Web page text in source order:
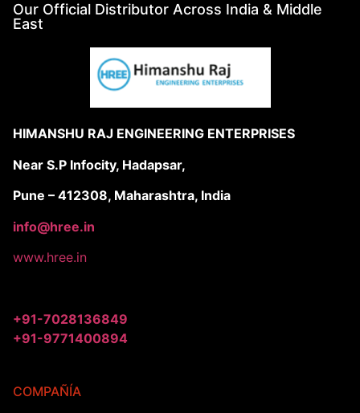
Our Official Distributor Across India & Middle
East
HIMANSHU RAJ ENGINEERING ENTERPRISES
Near S.P Infocity, Hadapsar,
Pune – 412308, Maharashtra, India
info@hree.in
www.hree.in
+91-7028136849
+91-9771400894
COMPAÑÍA